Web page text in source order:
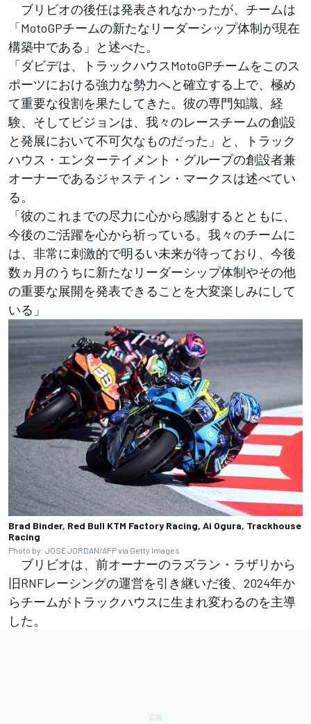
ブリビオの後任は発表されなかったが、チームは
「MotoGPチームの新たなリーダーシップ体制が現在
構築中である」と述べた。
「ダビデは、トラックハウスMotoGPチームをこのス
ポーツにおける強力な勢力へと確立する上で、極め
て重要な役割を果たしてきた。彼の専門知識、経
験、そしてビジョンは、我々のレースチームの創設
と発展において不可欠なものだった」と、トラック
ハウス・エンターテイメント・グループの創設者兼
オーナーであるジャスティン・マークスは述べてい
る。
「彼のこれまでの尽力に心から感謝するとともに、
今後のご活躍を心から祈っている。我々のチームに
は、非常に刺激的で明るい未来が待っており、今後
数ヵ月のうちに新たなリーダーシップ体制やその他
の重要な展開を発表できることを大変楽しみにして
いる」
Brad Binder, Red Bull KTM Factory Racing, Ai Ogura, Trackhouse
Racing
Photo by: JOSE JORDAN/AFP via Getty Images
ブリビオは、前オーナーのラズラン・ラザリから
旧RNFレーシングの運営を引き継いだ後、2024年か
らチームがトラックハウスに生まれ変わるのを主導
した。